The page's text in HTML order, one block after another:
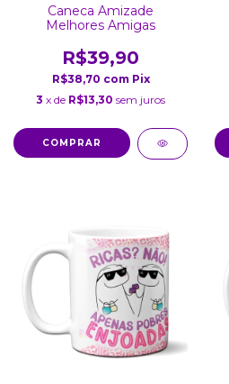
Caneca Amizade
Melhores Amigas
R$39,90
R$38,70 com Pix
3 x de R$13,30 sem juros
COMPRAR